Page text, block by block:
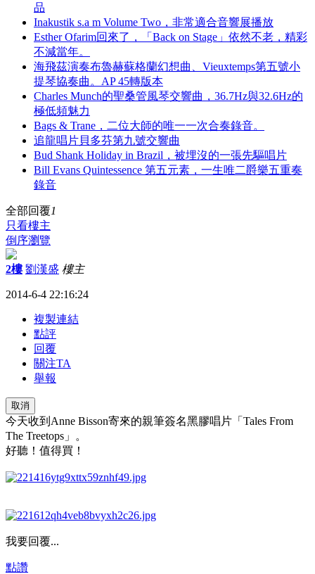
品
Inakustik s.a m Volume Two，非常適合音響展播放
Esther Ofarim回來了，「Back on Stage」依然不老，精彩
不減當年。
海飛茲演奏布魯赫蘇格蘭幻想曲、Vieuxtemps第五號小
提琴協奏曲。AP 45轉版本
Charles Munch的聖桑管風琴交響曲，36.7Hz與32.6Hz的
極低頻魅力
Bags & Trane，二位大師的唯一一次合奏錄音。
追龍唱片貝多芬第九號交響曲
Bud Shank Holiday in Brazil，被埋沒的一張先驅唱片
Bill Evans Quintessence 第五元素，一生唯二爵樂五重奏
錄音
全部回覆1
只看樓主
倒序瀏覽
2樓 劉漢盛 樓主
2014-6-4 22:16:24
複製連結
點評
回覆
關注TA
舉報
取消
今天收到Anne Bisson寄來的親筆簽名黑膠唱片「Tales From
The Treetops」。
好聽！值得買！
我要回覆...
點讚